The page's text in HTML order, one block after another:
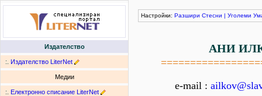
Издателство
:. Издателство LiterNet
Медии
:. Електронно списание LiterNet
Настройки: Разшири Стесни | Уголеми
АНИ
e-mail :